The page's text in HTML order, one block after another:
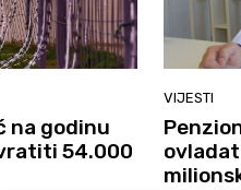
na godinu
54.000
VIJESTI